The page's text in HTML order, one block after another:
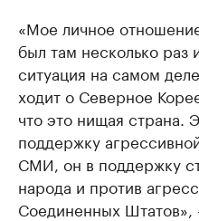
«Мое личное
был там несколько раз
ситуация на самом
ходит о Северное
что это нищая страна.
поддержку
СМИ, он в поддержку
народа и против
Соединенных Штатов»,